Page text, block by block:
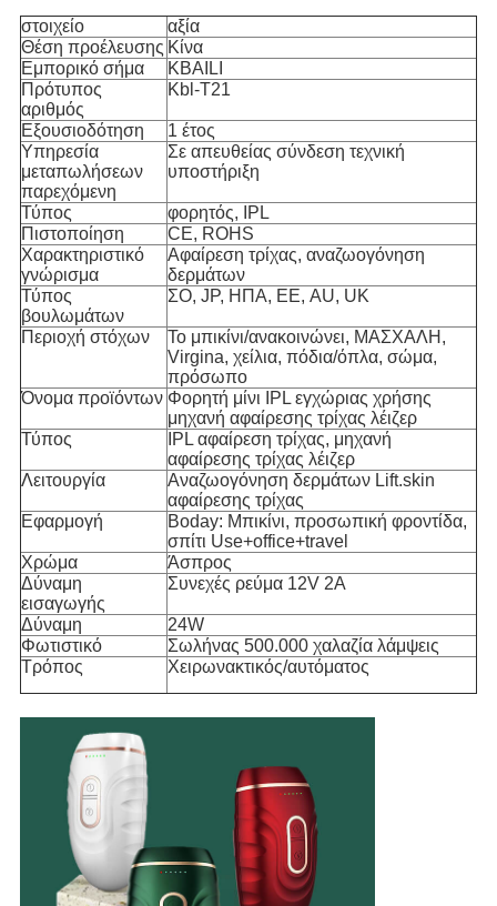
στοιχείο
αξία
Θέση προέλευσης Κίνα
Εμπορικό σήμα
KBAILI
Πρότυπος
αριθμός
Kbl-T21
Εξουσιοδότηση
1 έτος
Υπηρεσία
μεταπωλήσεων
παρεχόμενη
Σε απευθείας σύνδεση τεχνική
υποστήριξη
Τύπος
φορητός, IPL
Πιστοποίηση
CE, ROHS
Χαρακτηριστικό
γνώρισμα
Αφαίρεση τρίχας, αναζωογόνηση
δερμάτων
Τύπος
βουλωμάτων
ΣΟ, JP, ΗΠΑ, ΕΕ, AU, UK
Περιοχή στόχων
Το μπικίνι/ανακοινώνει, ΜΑΣΧΑΛΗ,
Virgina, χείλια, πόδια/όπλα, σώμα,
πρόσωπο
Όνομα προϊόντων Φορητή μίνι IPL εγχώριας χρήσης
μηχανή αφαίρεσης τρίχας λέιζερ
Τύπος
IPL αφαίρεση τρίχας, μηχανή
αφαίρεσης τρίχας λέιζερ
Λειτουργία
Αναζωογόνηση δερμάτων Lift.skin
αφαίρεσης τρίχας
Εφαρμογή
Boday: Μπικίνι, προσωπική φροντίδα,
σπίτι Use+office+travel
Χρώμα
Άσπρος
Δύναμη
εισαγωγής
Συνεχές ρεύμα 12V 2A
Δύναμη
24W
Φωτιστικό
Σωλήνας 500.000 χαλαζία λάμψεις
Τρόπος
Χειρωνακτικός/αυτόματος